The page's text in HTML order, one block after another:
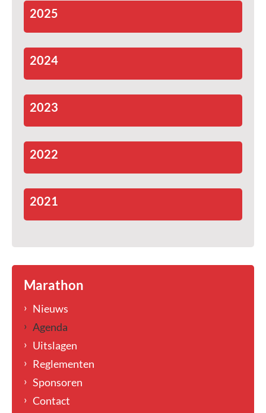
2025
2024
2023
2022
2021
Marathon
Nieuws
Agenda
Uitslagen
Reglementen
Sponsoren
Contact